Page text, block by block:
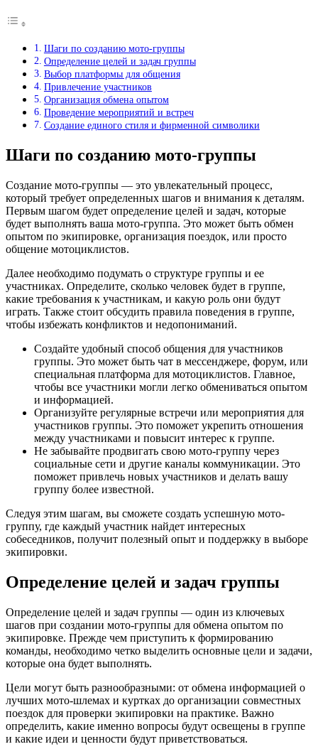
Шаги по созданию мото-группы
Определение целей и задач группы
Выбор платформы для общения
Привлечение участников
Организация обмена опытом
Проведение мероприятий и встреч
Создание единого стиля и фирменной символики
Шаги по созданию мото-группы
Создание мото-группы — это увлекательный процесс,
который требует определенных шагов и внимания к деталям.
Первым шагом будет определение целей и задач, которые
будет выполнять ваша мото-группа. Это может быть обмен
опытом по экипировке, организация поездок, или просто
общение мотоциклистов.
Далее необходимо подумать о структуре группы и ее
участниках. Определите, сколько человек будет в группе,
какие требования к участникам, и какую роль они будут
играть. Также стоит обсудить правила поведения в группе,
чтобы избежать конфликтов и недопониманий.
Создайте удобный способ общения для участников
группы. Это может быть чат в мессенджере, форум, или
специальная платформа для мотоциклистов. Главное,
чтобы все участники могли легко обмениваться опытом
и информацией.
Организуйте регулярные встречи или мероприятия для
участников группы. Это поможет укрепить отношения
между участниками и повысит интерес к группе.
Не забывайте продвигать свою мото-группу через
социальные сети и другие каналы коммуникации. Это
поможет привлечь новых участников и делать вашу
группу более известной.
Следуя этим шагам, вы сможете создать успешную мото-
группу, где каждый участник найдет интересных
собеседников, получит полезный опыт и поддержку в выборе
экипировки.
Определение целей и задач группы
Определение целей и задач группы — один из ключевых
шагов при создании мото-группы для обмена опытом по
экипировке. Прежде чем приступить к формированию
команды, необходимо четко выделить основные цели и задачи,
которые она будет выполнять.
Цели могут быть разнообразными: от обмена информацией о
лучших мото-шлемах и куртках до организации совместных
поездок для проверки экипировки на практике. Важно
определить, какие именно вопросы будут освещены в группе
и какие идеи и ценности будут приветствоваться.